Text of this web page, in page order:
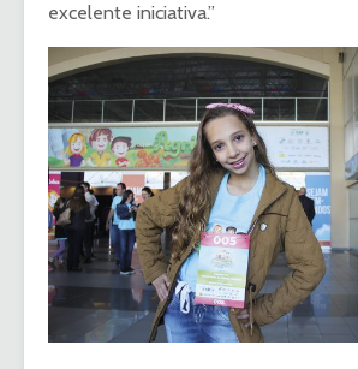
excelente iniciativa.”